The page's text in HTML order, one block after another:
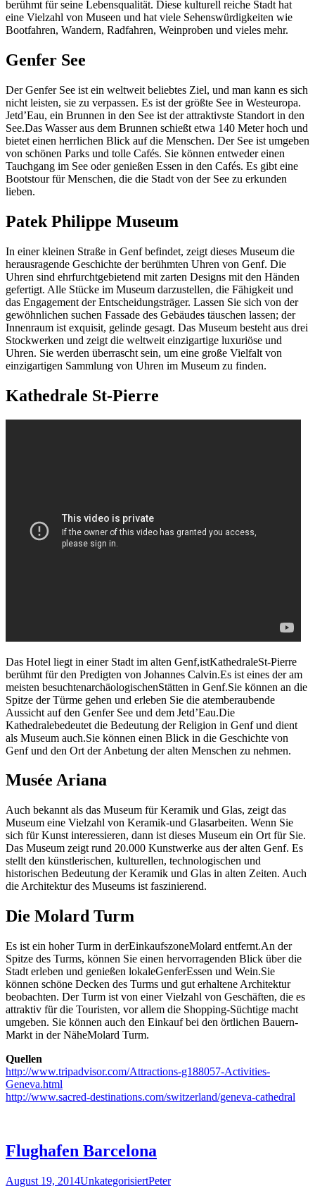
berühmt für seine Lebensqualität. Diese kulturell reiche Stadt hat
eine Vielzahl von Museen und hat viele Sehenswürdigkeiten wie
Bootfahren, Wandern, Radfahren, Weinproben und vieles mehr.
Genfer See
Der Genfer See ist ein weltweit beliebtes Ziel, und man kann es sich
nicht leisten, sie zu verpassen. Es ist der größte See in Westeuropa.
Jetd’Eau, ein Brunnen in den See ist der attraktivste Standort in den
See.Das Wasser aus dem Brunnen schießt etwa 140 Meter hoch und
bietet einen herrlichen Blick auf die Menschen. Der See ist umgeben
von schönen Parks und tolle Cafés. Sie können entweder einen
Tauchgang im See oder genießen Essen in den Cafés. Es gibt eine
Bootstour für Menschen, die die Stadt von der See zu erkunden
lieben.
Patek Philippe Museum
In einer kleinen Straße in Genf befindet, zeigt dieses Museum die
herausragende Geschichte der berühmten Uhren von Genf. Die
Uhren sind ehrfurchtgebietend mit zarten Designs mit den Händen
gefertigt. Alle Stücke im Museum darzustellen, die Fähigkeit und
das Engagement der Entscheidungsträger. Lassen Sie sich von der
gewöhnlichen suchen Fassade des Gebäudes täuschen lassen; der
Innenraum ist exquisit, gelinde gesagt. Das Museum besteht aus drei
Stockwerken und zeigt die weltweit einzigartige luxuriöse und
Uhren. Sie werden überrascht sein, um eine große Vielfalt von
einzigartigen Sammlung von Uhren im Museum zu finden.
Kathedrale St-Pierre
Das Hotel liegt in einer Stadt im alten Genf,istKathedraleSt-Pierre
berühmt für den Predigten von Johannes Calvin.Es ist eines der am
meisten besuchtenarchäologischenStätten in Genf.Sie können an die
Spitze der Türme gehen und erleben Sie die atemberaubende
Aussicht auf den Genfer See und dem Jetd’Eau.Die
Kathedralebedeutet die Bedeutung der Religion in Genf und dient
als Museum auch.Sie können einen Blick in die Geschichte von
Genf und den Ort der Anbetung der alten Menschen zu nehmen.
Musée Ariana
Auch bekannt als das Museum für Keramik und Glas, zeigt das
Museum eine Vielzahl von Keramik-und Glasarbeiten. Wenn Sie
sich für Kunst interessieren, dann ist dieses Museum ein Ort für Sie.
Das Museum zeigt rund 20.000 Kunstwerke aus der alten Genf. Es
stellt den künstlerischen, kulturellen, technologischen und
historischen Bedeutung der Keramik und Glas in alten Zeiten. Auch
die Architektur des Museums ist faszinierend.
Die Molard Turm
Es ist ein hoher Turm in derEinkaufszoneMolard entfernt.An der
Spitze des Turms, können Sie einen hervorragenden Blick über die
Stadt erleben und genießen lokaleGenferEssen und Wein.Sie
können schöne Decken des Turms und gut erhaltene Architektur
beobachten. Der Turm ist von einer Vielzahl von Geschäften, die es
attraktiv für die Touristen, vor allem die Shopping-Süchtige macht
umgeben. Sie können auch den Einkauf bei den örtlichen Bauern-
Markt in der NäheMolard Turm.
Quellen
http://www.tripadvisor.com/Attractions-g188057-Activities-
Geneva.html
http://www.sacred-destinations.com/switzerland/geneva-cathedral
Flughafen Barcelona
August 19, 2014UnkategorisiertPeter